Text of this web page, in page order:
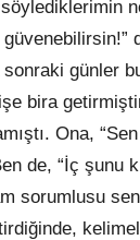
günler
bira
Ona,
de, “İç şunu
sorumlusu